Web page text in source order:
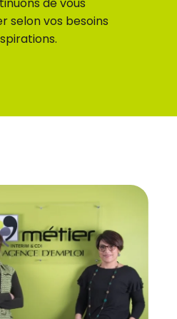
selon vos besoins